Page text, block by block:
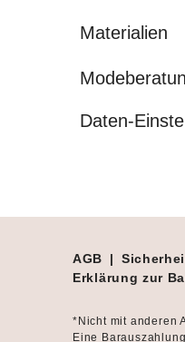
Materialien
Daten-
AGB |
Erklärung zur
*Nicht mit anderen
Eine